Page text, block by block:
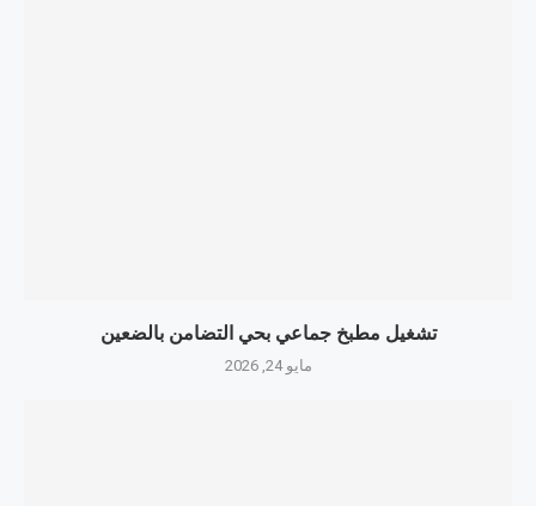
تشغيل مطبخ جماعي بحي التضامن بالضعين
مايو 24, 2026